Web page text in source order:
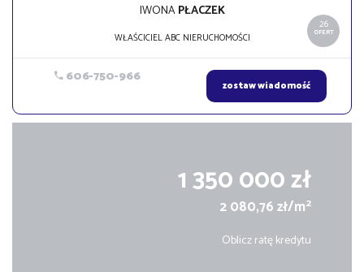
26
OFERT
IWONAPŁACZEK
WŁAŚCICIEL ABC NIERUCHOMOŚCI
606-750-966 zostaw wiadomość
1 350 000 zł
2 080,76 zł/m2
Oblicz ratę kredytu